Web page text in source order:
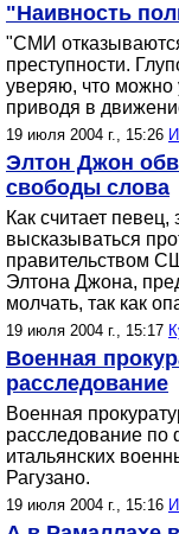
"Наивность
"СМИ
преступности.
уверяю, что можно
приводя в
19 июля 2004 г., 15:26
Элтон Джон
свободы слова
Как считает
высказываться
правительством
Элтона Джона,
молчать, так как
19 июля 2004 г., 15:17
Военная
расследование
Военная
расследование по
итальянских
Рагузано.
19 июля 2004 г., 15:16